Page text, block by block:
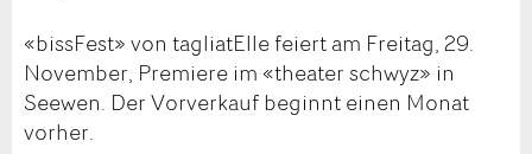
«bissFest» von tagliatElle feiert am Freitag, 29.
November, Premiere im «theater schwyz» in
Seewen. Der Vorverkauf beginnt einen Monat
vorher.